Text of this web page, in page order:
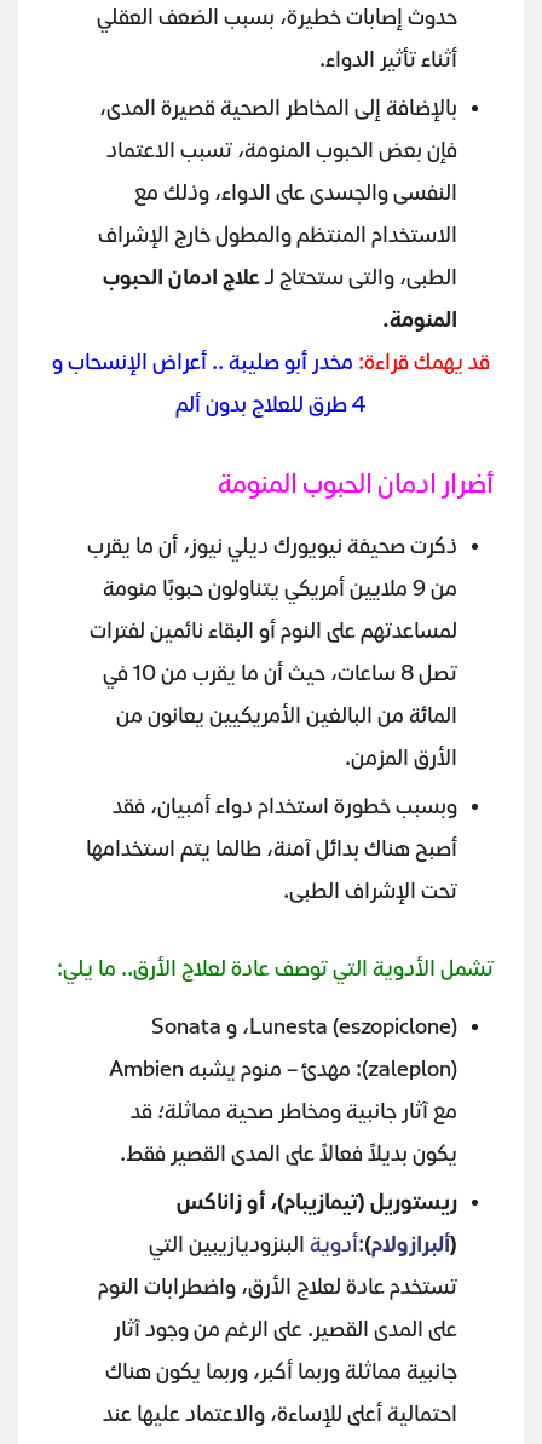
حدوث إصابات خطيرة، بسبب الضعف العقلي
أثناء تأثير الدواء.
بالإضافة إلى المخاطر الصحية قصيرة المدى،
فإن بعض الحبوب المنومة، تسبب الاعتماد
النفسى والجسدى على الدواء، وذلك مع
الاستخدام المنتظم والمطول خارج الإشراف
الطبى، والتى ستحتاج لـعلاج ادمان الحبوب
المنومة.
قد يهمك قراءة: مخدر أبو صليبة .. أعراض الإنسحاب و
4 طرق للعلاج بدون ألم
أضرار ادمان الحبوب المنومة
ذكرت صحيفة نيويورك ديلي نيوز، أن ما يقرب
من 9 ملايين أمريكي يتناولون حبوبًا منومة
لمساعدتهم على النوم أو البقاء نائمين لفترات
تصل 8 ساعات، حيث أن ما يقرب من 10 في
المائة من البالغين الأمريكيين يعانون من
الأرق المزمن.
وبسبب خطورة استخدام دواء أمبيان، فقد
أصبح هناك بدائل آمنة، طالما يتم استخدامها
تحت الإشراف الطبى.
تشمل الأدوية التي توصف عادة لعلاج الأرق.. ما يلي:
Lunesta (eszopiclone)، و Sonata
(zaleplon): مهدئ – منوم يشبه Ambien
مع آثار جانبية ومخاطر صحية مماثلة؛ قد
يكون بديلاً فعالاً على المدى القصير فقط.
ريستوريل (تيمازيبام)، أو زاناكس
(ألبرازولام)
:أدوية البنزوديازيبين التي
تستخدم عادة لعلاج الأرق، واضطرابات النوم
على المدى القصير. على الرغم من وجود آثار
جانبية مماثلة وربما أكبر، وربما يكون هناك
احتمالية أعلى للإساءة، والاعتماد عليها عند